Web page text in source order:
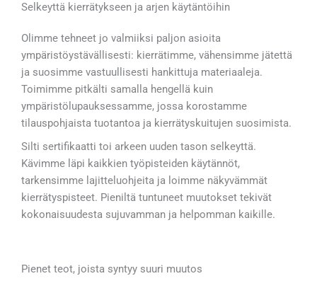
Selkeyttä kierrätykseen ja arjen käytäntöihin
Olimme tehneet jo valmiiksi paljon asioita
ympäristöystävällisesti: kierrätimme, vähensimme jätettä
ja suosimme vastuullisesti hankittuja materiaaleja.
Toimimme pitkälti samalla hengellä kuin
ympäristölupauksessamme, jossa korostamme
tilauspohjaista tuotantoa ja kierrätyskuitujen suosimista.
Silti sertifikaatti toi arkeen uuden tason selkeyttä.
Kävimme läpi kaikkien työpisteiden käytännöt,
tarkensimme lajitteluohjeita ja loimme näkyvämmät
kierrätyspisteet. Pieniltä tuntuneet muutokset tekivät
kokonaisuudesta sujuvamman ja helpomman kaikille.
Pienet teot, joista syntyy suuri muutos